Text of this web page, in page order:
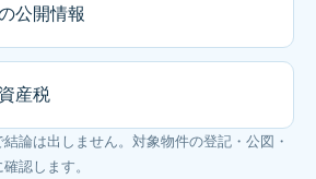
公開情報
産税
論は出しません。対象物件の登記・公図・
認します。